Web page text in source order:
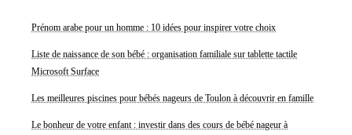
Prénom arabe pour un homme : 10 idées pour inspirer votre choix
Liste de naissance de son bébé : organisation familiale sur tablette tactile
Microsoft Surface
Les meilleures piscines pour bébés nageurs de Toulon à découvrir en famille
Le bonheur de votre enfant : investir dans des cours de bébé nageur à